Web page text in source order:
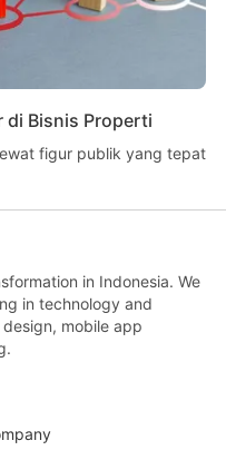
di Bisnis Properti
figur publik yang tepat
in Indonesia. We
in technology and
mobile app